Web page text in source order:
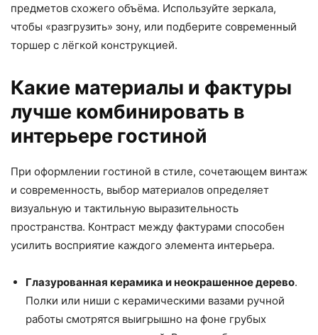
предметов схожего объёма. Используйте зеркала,
чтобы «разгрузить» зону, или подберите современный
торшер с лёгкой конструкцией.
Какие материалы и фактуры
лучше комбинировать в
интерьере гостиной
При оформлении гостиной в стиле, сочетающем винтаж
и современность, выбор материалов определяет
визуальную и тактильную выразительность
пространства. Контраст между фактурами способен
усилить восприятие каждого элемента интерьера.
Глазурованная керамика и неокрашенное дерево.
Полки или ниши с керамическими вазами ручной
работы смотрятся выигрышно на фоне грубых